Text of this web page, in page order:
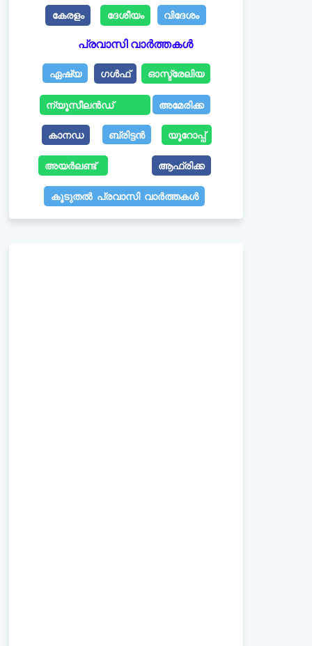
കേരളം ദേശീയം വിദേശം
പ്രവാസി വാർത്തകൾ
ഏഷ്യ ഗൾഫ് ഓസ്ട്രേലിയ
ന്യൂസീലൻഡ് അമേരിക്ക
കാനഡ ബ്രിട്ടൻ യൂറോപ്പ്
അയർലണ്ട് ആഫ്രിക്ക
കൂടുതൽ പ്രവാസി വാർത്തകൾ